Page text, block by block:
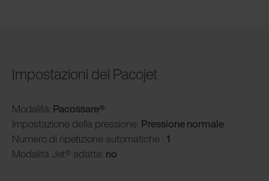
Impostazioni del Pacojet
Modalità: Pacossare®
Impostazione della pressione: Pressione normale
Numero di ripetizione automatiche : 1
Modalità Jet® adatta: no